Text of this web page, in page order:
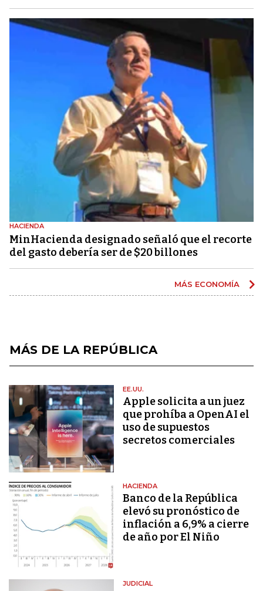
HACIENDA
MinHacienda designado señaló que el recorte
del gasto debería ser de $20 billones
MÁS ECONOMÍA
MÁS DE LA REPÚBLICA
EE.UU.
Apple solicita a un juez
que prohíba a OpenAI el
uso de supuestos
secretos comerciales
HACIENDA
Banco de la República
elevó su pronóstico de
inflación a 6,9% a cierre
de año por El Niño
JUDICIAL